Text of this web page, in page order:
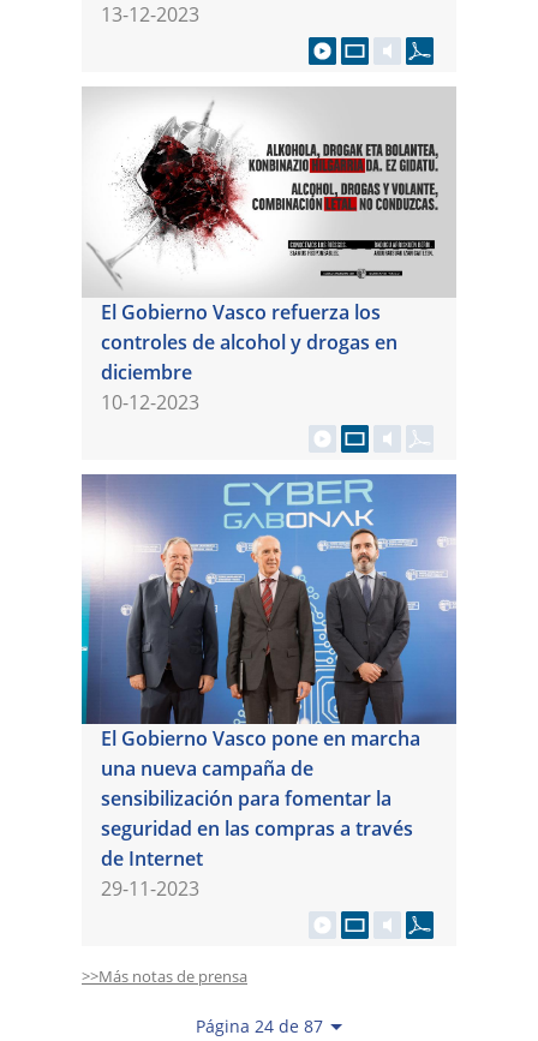
13-12-2023
El Gobierno Vasco refuerza los
controles de alcohol y drogas en
diciembre
10-12-2023
El Gobierno Vasco pone en marcha
una nueva campaña de
sensibilización para fomentar la
seguridad en las compras a través
de Internet
29-11-2023
>>Más notas de prensa
Página 24 de 87